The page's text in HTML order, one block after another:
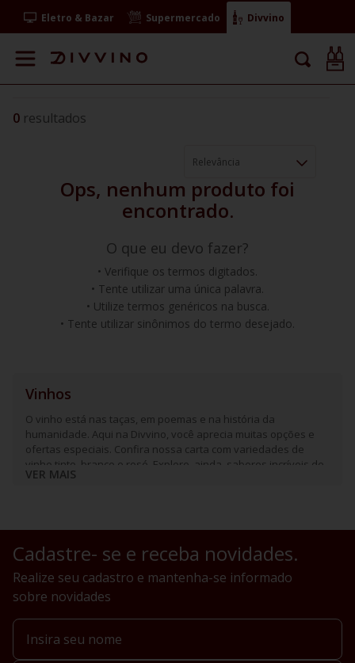
Eletro & Bazar Supermercado Divvino
0
Relevância
O que eu devo fazer?
Verifique os termos digitados.
Tente utilizar uma única palavra.
Utilize termos genéricos na busca.
Tente utilizar sinônimos do termo desejado.
Vinhos
O vinho está nas taças, em poemas e na história da
humanidade. Aqui na Divvino, você aprecia muitas opções e
ofertas especiais. Confira nossa carta com variedades de
vinho tinto, branco e rosé. Explore, ainda, sabores incríveis de
espumantes e frisantes.
VER MAIS
Cadastre- se e receba novidades.
Realize seu cadastro e mantenha-se informado
sobre novidades